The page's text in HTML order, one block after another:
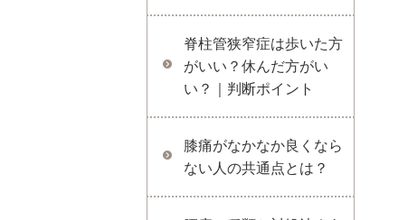
脊柱管狭窄症は歩いた方
がいい？休んだ方がい
い？｜判断ポイント
膝痛がなかなか良くなら
ない人の共通点とは？